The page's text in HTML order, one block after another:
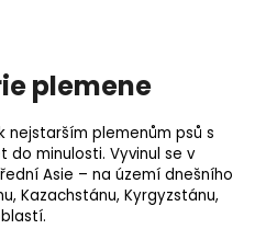
plemene
nejstarším plemenům psů s
do minulosti. Vyvinul se v
Asie – na území dnešního
Kazachstánu, Kyrgyzstánu,